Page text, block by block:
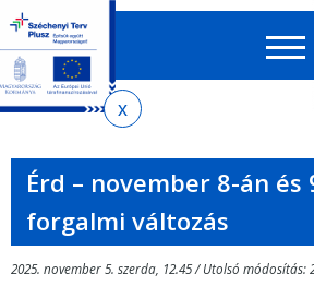
menetrendkeresőhöz
almenühöz
tartalomra
oldaltérképre
Érd – november 8-án és
forgalmi változás
2025. november 5. szerda, 12.45 / Utolsó módosítás: